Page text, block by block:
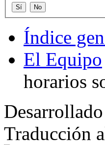
Índice
El Equipo
horarios
Traducción